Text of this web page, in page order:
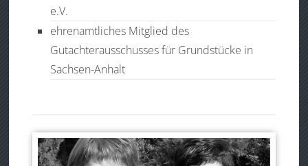
e.V.
ehrenamtliches Mitglied des
Gutachterausschusses für Grundstücke in
Sachsen-Anhalt